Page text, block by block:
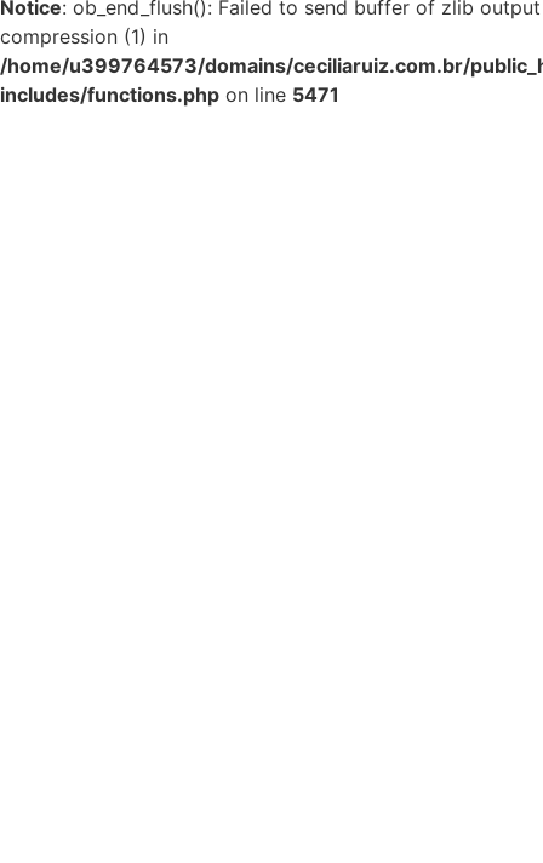
Notice: ob_end_flush(): Failed to send buffer of zlib output
compression (1) in
/home/u399764573/domains/ceciliaruiz.com.br/
includes/functions.php on line 5471